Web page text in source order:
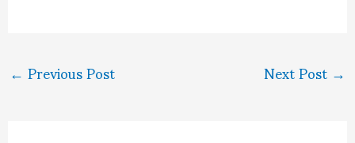
←Previous Post Next Post→